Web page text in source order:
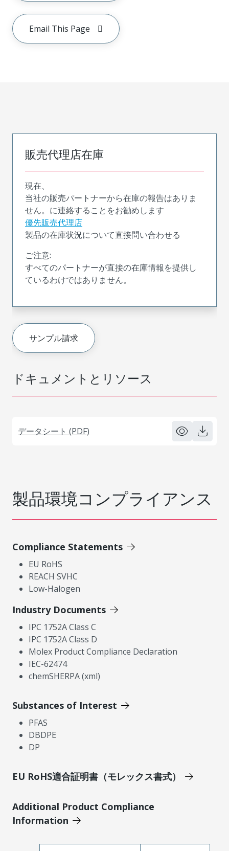
Email This Page
ドキュメントとリソース
データシート (PDF)
販売代理店在庫
現在、
当社の販売パートナーから在庫の報告はありま
せん。に連絡することをお勧めします
優先販売代理店
製品の在庫状況について直接問い合わせる
ご注意:
すべてのパートナーが直接の在庫情報を提供し
ているわけではありません。
サンプル請求
製品環境コンプライアンス
Compliance Statements
EU RoHS
REACH SVHC
Low-Halogen
Industry Documents
IPC 1752A Class C
IPC 1752A Class D
Molex Product Compliance Declaration
IEC-62474
chemSHERPA (xml)
Substances of Interest
PFAS
DBDPE
DP
EU RoHS適合証明書（モレックス書式）
Additional Product Compliance
Information